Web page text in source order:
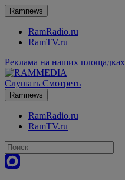
Ramnews
RamRadio.ru
RamTV.ru
Реклама на наших площадках
Слушать Смотреть
Ramnews
RamRadio.ru
RamTV.ru